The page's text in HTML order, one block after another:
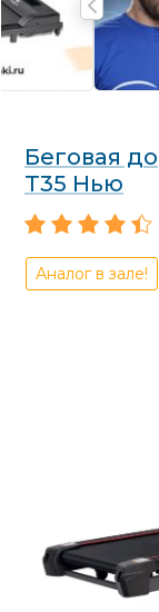
Беговая
Т35 Нью
Аналог в зале!